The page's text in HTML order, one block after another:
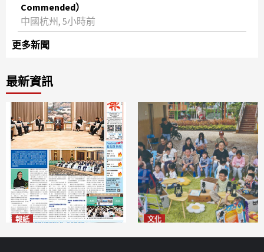
Commended）
中國杭州, 5小時前
更多新聞
最新資訊
報紙 文化